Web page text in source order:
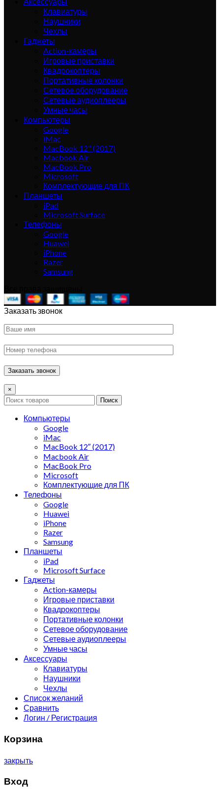
Клавиатуры
Наушники
Чехлы
Гаджеты
Action-камеры
Игровые приставки
Квадрокоптеры
Портативные колонки
Сетевое оборудование
Сетевые аудиоплееры
Умные часы
Компьютеры
Google
iMac
MacBook 12" (2017)
Macbook Air
MacBook Pro
Microsoft
Комплектующие для ПК
Планшеты
iPad
Microsoft Surface
Телефоны
Google
Huawei
iPhone
Razer
Samsung
Заказать звонок
×
Поиск
Компьютеры
Google
iMac
MacBook 12″ (2017)
Macbook Air
MacBook Pro
Microsoft
Комплектующие для ПК
Телефоны
Google
Huawei
iPhone
Razer
Samsung
Планшеты
iPad
Microsoft Surface
Гаджеты
Action-камеры
Игровые приставки
Квадрокоптеры
Портативные колонки
Сетевое оборудование
Сетевые аудиоплееры
Умные часы
Аксессуары
Клавиатуры
Наушники
Чехлы
Список желаний
Сравнить
Логин / Регистрация
Корзина
закрыть
Вход